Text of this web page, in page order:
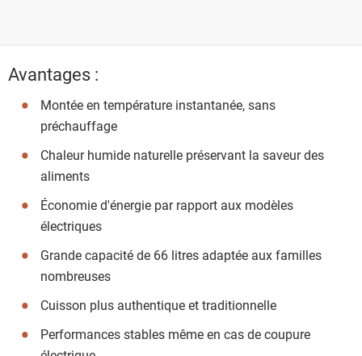
Avantages :
Montée en température instantanée, sans
préchauffage
Chaleur humide naturelle préservant la saveur des
aliments
Économie d'énergie par rapport aux modèles
électriques
Grande capacité de 66 litres adaptée aux familles
nombreuses
Cuisson plus authentique et traditionnelle
Performances stables même en cas de coupure